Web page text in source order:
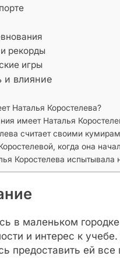
рекорды
игры
и влияние
Наталья Коростелева?
имеет Наталья
считает своими
когда она
Коростелева испытывала
в маленьком
и интерес к
предоставить ей